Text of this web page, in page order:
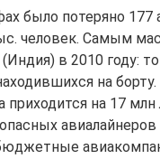
было потеряно 177
человек. Самым
в 2010 году:
на
приходится на 17